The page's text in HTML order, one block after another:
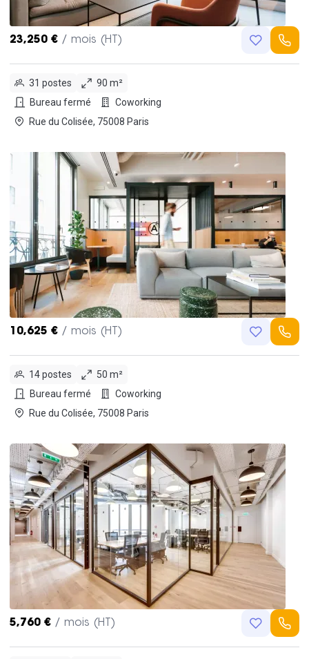
23,250 € / mois (HT)
31 postes
90 m²
Bureau fermé
Coworking
Rue du Colisée, 75008 Paris
10,625 € / mois (HT)
14 postes
50 m²
Bureau fermé
Coworking
Rue du Colisée, 75008 Paris
5,760 € / mois (HT)